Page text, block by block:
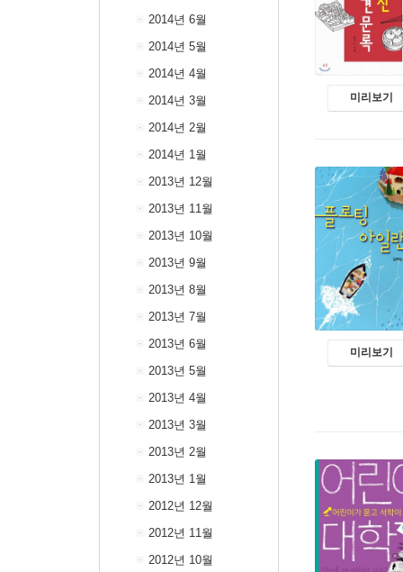
2014년 6월
2014년 5월
2014년 4월
2014년 3월
2014년 2월
2014년 1월
2013년 12월
2013년 11월
2013년 10월
2013년 9월
2013년 8월
2013년 7월
2013년 6월
2013년 5월
2013년 4월
2013년 3월
2013년 2월
2013년 1월
2012년 12월
2012년 11월
2012년 10월
미리보기
미리보기